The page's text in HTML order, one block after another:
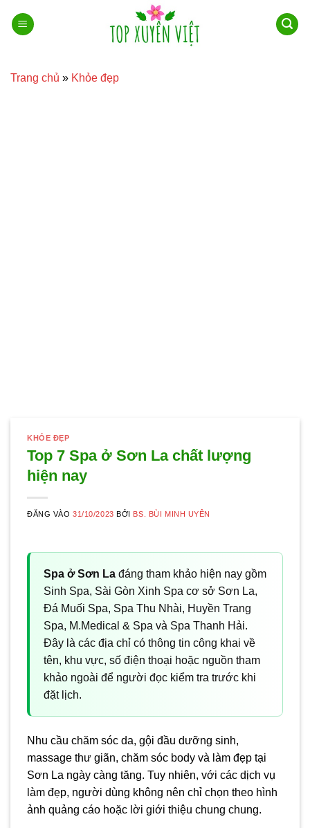
qua
Trang chủ » Khỏe đẹp
KHỎE ĐẸP
Top 7 Spa ở Sơn La chất lượng
hiện nay
ĐĂNG VÀO31/10/2023 BỞI BS. BÙI MINH UYÊN
Spa ở Sơn La đáng tham khảo hiện nay gồm
Sinh Spa, Sài Gòn Xinh Spa cơ sở Sơn La,
Đá Muối Spa, Spa Thu Nhài, Huyền Trang
Spa, M.Medical & Spa và Spa Thanh Hải.
Đây là các địa chỉ có thông tin công khai về
tên, khu vực, số điện thoại hoặc nguồn tham
khảo ngoài để người đọc kiểm tra trước khi
đặt lịch.
Nhu cầu chăm sóc da, gội đầu dưỡng sinh,
massage thư giãn, chăm sóc body và làm đẹp tại
Sơn La ngày càng tăng. Tuy nhiên, với các dịch vụ
làm đẹp, người dùng không nên chỉ chọn theo hình
ảnh quảng cáo hoặc lời giới thiệu chung chung.